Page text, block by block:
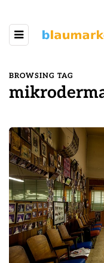
BROWSING TAG